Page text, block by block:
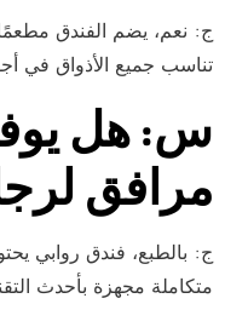
تناسب جميع الأذواق في
مرافق
متكاملة مجهزة بأحدث